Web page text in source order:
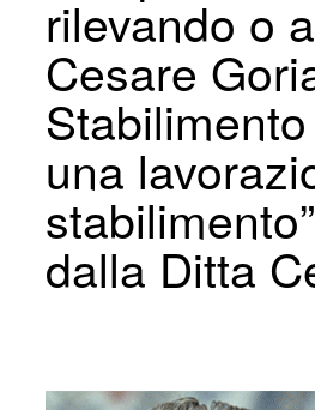
rilevando o
Cesare
una
dalla Ditta